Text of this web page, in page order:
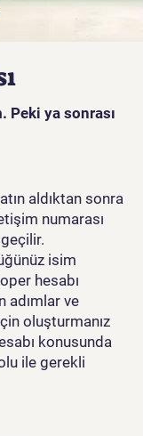
Peki ya sonrası
aldıktan sonra
numarası
isim
hesabı
adımlar ve
oluşturmanız
konusunda
ile gerekli